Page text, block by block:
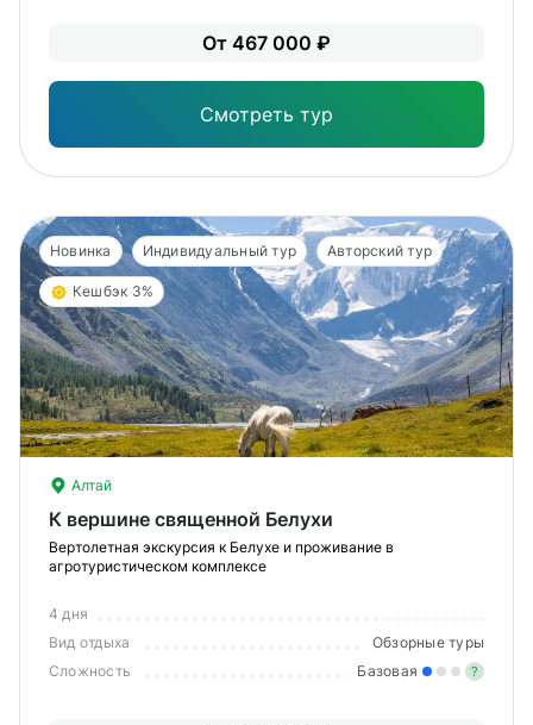
От 467 000 ₽
Смотреть тур
Новинка Индивидуальный тур Авторский тур
Кешбэк 3%
Алтай
К вершине священной Белухи
Вертолетная экскурсия к Белухе и проживание в
агротуристическом комплексе
4 дня
Вид отдыха
Обзорные туры
Сложность
Базовая ?